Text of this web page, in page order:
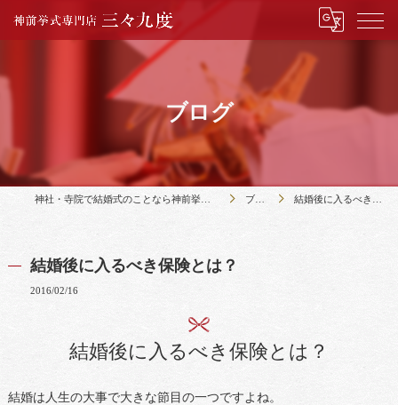
ブログ
神社・寺院で結婚式のことなら神前挙式専門店三々九度 ブログ 結婚後に入るべき保険とは？
結婚後に入るべき保険とは？
2016/02/16
結婚後に入るべき保険とは？
結婚は人生の大事で大きな節目の一つですよね。